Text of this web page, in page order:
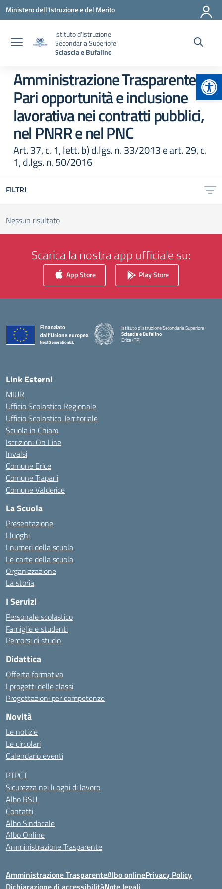
Vai ai contenuti
Vai al menu di navigazione
Vai al footer
Ministero dell'Istruzione e del Merito
Istituto d'Istruzione
Secondaria Superiore
Sciascia e Bufalino
Amministrazione Trasparente:
Pari opportunità e inclusione
lavorativa nei contratti pubblici,
nel PNRR e nel PNC
Art. 37, c. 1, lett. b) d.lgs. n. 33/2013 e art. 29, c.
1, d.lgs. n. 50/2016
FILTRI
Nessun risultato
Scarica la nostra app ufficiale su:
App Store Play Store
Istituto d'Istruzione Secondaria Superiore
Sciascia e Bufalino
Erice (TP)
Link Esterni
MIUR
Ufficio Scolastico Regionale
Ufficio Scolastico Territoriale
Scuola in Chiaro
Iscrizioni On Line
Invalsi
Comune Erice
Comune Trapani
Comune Valderice
La Scuola
Presentazione
I luoghi
I numeri della scuola
Le carte della scuola
Organizzazione
La storia
I Servizi
Personale scolastico
Famiglie e studenti
Percorsi di studio
Didattica
Offerta formativa
I progetti delle classi
Progettazioni per competenze
Novità
Le notizie
Le circolari
Calendario eventi
PTPCT
Sicurezza nei luoghi di lavoro
Albo RSU
Contatti
Albo Sindacale
Albo Online
Amministrazione Trasparente
Amministrazione TrasparenteAlbo onlinePrivacy Policy
Dichiarazione di accessibilitàNote legali